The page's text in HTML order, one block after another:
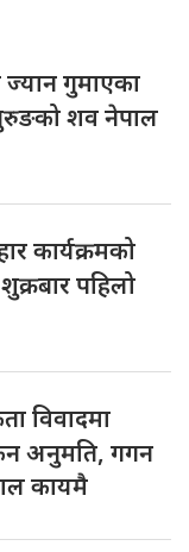
ज्यान गुमाएका
गुरुङको शव नेपाल
कार्यक्रमको
पहिलो
विवादमा
अनुमति, गगन
कायमै